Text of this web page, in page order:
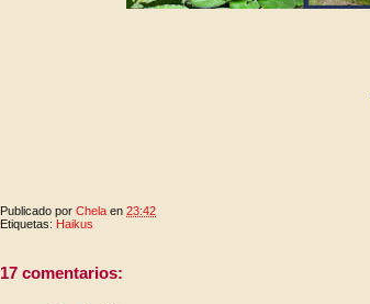
Publicado porChela en23:42
Etiquetas: Haikus
17 comentarios: